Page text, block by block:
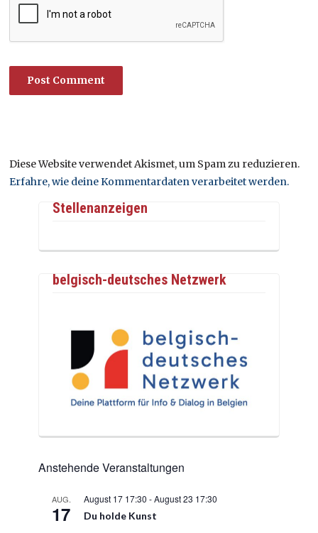
Diese Website verwendet Akismet, um Spam zu reduzieren.
Erfahre, wie deine Kommentardaten verarbeitet werden.
Stellenanzeigen
belgisch-deutsches Netzwerk
Anstehende Veranstaltungen
AUG.
17
August 17 17:30 -August 23 17:30
Du holde Kunst